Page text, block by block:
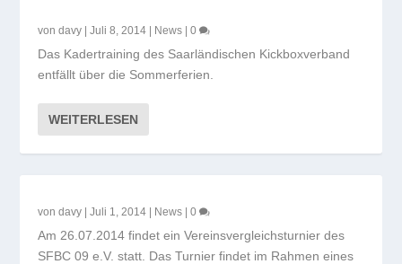
vondavy |Juli 8, 2014 News |0
Das Kadertraining des Saarländischen Kickboxverband
entfällt über die Sommerferien.
WEITERLESEN
vondavy |Juli 1, 2014 News |0
Am 26.07.2014 findet ein Vereinsvergleichsturnier des
SFBC 09 e.V. statt. Das Turnier findet im Rahmen eines